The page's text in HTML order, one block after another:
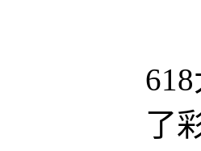
了